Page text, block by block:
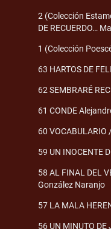
2 (Colección
DE RECUERDO…
1 (Colección
63 HARTOS DE
62 SEMBRARÉ
61 CONDE
60 VOCABULARIO
59 UN INOCENTE
58 AL FINAL DEL
González Naranjo
57 LA MALA
56 UN MINUTO DE